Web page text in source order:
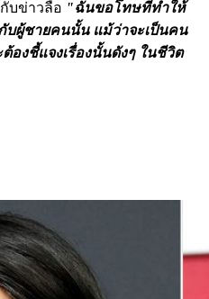
บข่าวลือ "ฉันขอโทษที่ทำให้
ผู้ชายคนนั้น แม้ว่าจะเป็นคน
องชี้แจงเรื่องนั้นดังๆ ในชีวิต